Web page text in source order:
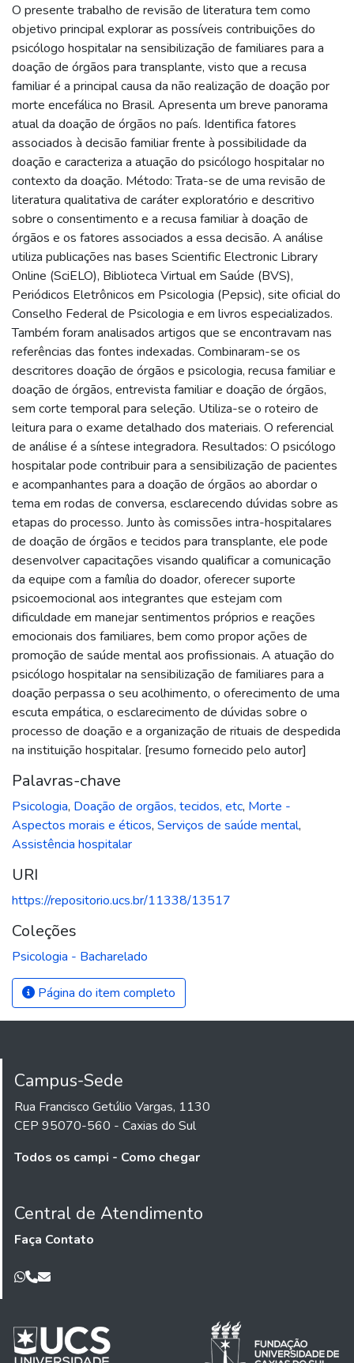
O presente trabalho de revisão de literatura tem como
objetivo principal explorar as possíveis contribuições do
psicólogo hospitalar na sensibilização de familiares para a
doação de órgãos para transplante, visto que a recusa
familiar é a principal causa da não realização de doação por
morte encefálica no Brasil. Apresenta um breve panorama
atual da doação de órgãos no país. Identifica fatores
associados à decisão familiar frente à possibilidade da
doação e caracteriza a atuação do psicólogo hospitalar no
contexto da doação. Método: Trata-se de uma revisão de
literatura qualitativa de caráter exploratório e descritivo
sobre o consentimento e a recusa familiar à doação de
órgãos e os fatores associados a essa decisão. A análise
utiliza publicações nas bases Scientific Electronic Library
Online (SciELO), Biblioteca Virtual em Saúde (BVS),
Periódicos Eletrônicos em Psicologia (Pepsic), site oficial do
Conselho Federal de Psicologia e em livros especializados.
Também foram analisados artigos que se encontravam nas
referências das fontes indexadas. Combinaram-se os
descritores doação de órgãos e psicologia, recusa familiar e
doação de órgãos, entrevista familiar e doação de órgãos,
sem corte temporal para seleção. Utiliza-se o roteiro de
leitura para o exame detalhado dos materiais. O referencial
de análise é a síntese integradora. Resultados: O psicólogo
hospitalar pode contribuir para a sensibilização de pacientes
e acompanhantes para a doação de órgãos ao abordar o
tema em rodas de conversa, esclarecendo dúvidas sobre as
etapas do processo. Junto às comissões intra-hospitalares
de doação de órgãos e tecidos para transplante, ele pode
desenvolver capacitações visando qualificar a comunicação
da equipe com a família do doador, oferecer suporte
psicoemocional aos integrantes que estejam com
dificuldade em manejar sentimentos próprios e reações
emocionais dos familiares, bem como propor ações de
promoção de saúde mental aos profissionais. A atuação do
psicólogo hospitalar na sensibilização de familiares para a
doação perpassa o seu acolhimento, o oferecimento de uma
escuta empática, o esclarecimento de dúvidas sobre o
processo de doação e a organização de rituais de despedida
na instituição hospitalar. [resumo fornecido pelo autor]
Palavras-chave
Psicologia, Doação de orgãos, tecidos, etc, Morte -
Aspectos morais e éticos, Serviços de saúde mental,
Assistência hospitalar
URI
https://repositorio.ucs.br/11338/13517
Coleções
Psicologia - Bacharelado
Página do item completo
Campus-Sede
Rua Francisco Getúlio Vargas, 1130
CEP 95070-560 - Caxias do Sul
Todos os campi - Como chegar
Central de Atendimento
Faça Contato